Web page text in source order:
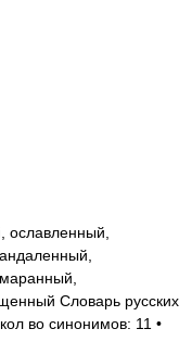
Словарь русских
во синонимов: 11 •